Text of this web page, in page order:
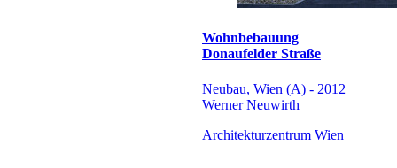
Wohnbebauung
Donaufelder Straße
Neubau, Wien (A) - 2012
Werner Neuwirth
Architekturzentrum Wien